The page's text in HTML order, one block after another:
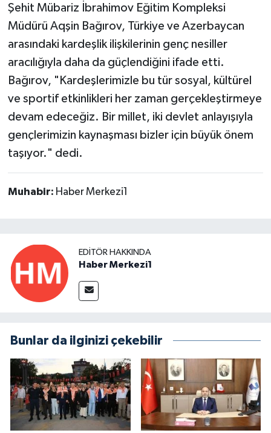
Şehit Mübariz İbrahimov Eğitim Kompleksi
Müdürü Aqşin Bağırov, Türkiye ve Azerbaycan
arasındaki kardeşlik ilişkilerinin genç nesiller
aracılığıyla daha da güçlendiğini ifade etti.
Bağırov, "Kardeşlerimizle bu tür sosyal, kültürel
ve sportif etkinlikleri her zaman gerçekleştirmeye
devam edeceğiz. Bir millet, iki devlet anlayışıyla
gençlerimizin kaynaşması bizler için büyük önem
taşıyor." dedi.
Muhabir: Haber Merkezi1
EDITÖR HAKKINDA
Haber Merkezi1
Bunlar da ilginizi çekebilir